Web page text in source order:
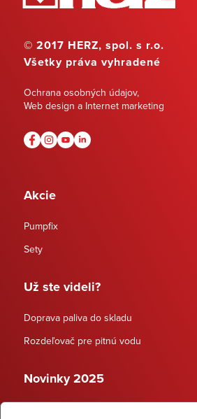
© 2017 HERZ, spol. s r.o.
Všetky práva vyhradené
Ochrana osobných údajov,
Web design a Internet marketing
Akcie
Pumpfix
Sety
Už ste videli?
Doprava paliva do skladu
Rozdeľovač pre pitnú vodu
Novinky 2025